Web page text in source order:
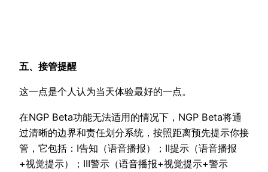
五、接管提醒
这一点是个人认为当天体验最好的一点。
在NGP Beta功能无法适用的情况下，NGP Beta将通
过清晰的边界和责任划分系统，按照距离预先提示你接
管，它包括：I告知（语音播报）；II提示（语音播报
+视觉提示）；III警示（语音播报+视觉提示+警示